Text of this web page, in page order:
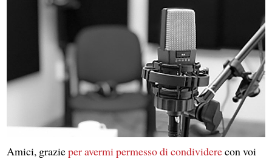
Amici, grazieper avermi permesso di condividerecon voi